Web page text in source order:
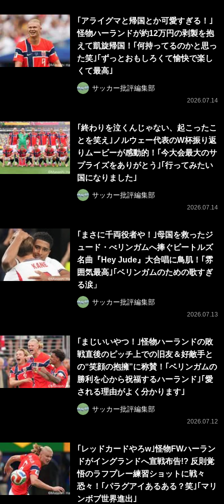
｢アライグマと帰国とか可愛すぎる！｣
怪物ハーランドが約12万円の剥製を抱
えて凱旋帰国！｢何持ってるのかと思っ
た笑｣｢ずっとおもしろくて愉快で楽し
くて最高｣
サッカー批評編集部
2026.07.14
｢終わりを泣くんじゃない、起こったこ
とを笑え｣ノルウェー代表のW杯振り返
りムービーが感動的！｢今大会最大のサ
プライズをありがとう｣｢行ってみたい
国になりました｣
サッカー批評編集部
2026.07.14
｢まさに千両役者や！｣母国を救ったジ
ュード・べリンガムへ捧ぐビートルズ
名曲『Hey Jude』大合唱に鳥肌！｢雰
囲気最高｣｢ベリンガムのための歌すぎ
る涙」
サッカー批評編集部
2026.07.13
｢まじいいやつ！｣怪物ハーランドの敗
戦直後のピッチ上での旧友＆好敵手と
の“笑顔の抱擁”に称賛！｢ベリンガムの
勝利を心から祝福するハーランド｣｢愛
される理由がよく分かります｣
サッカー批評編集部
2026.07.12
｢レッドカードやろw｣怪物FWハーラン
ドがイングランドへ宣戦布告!? 反則覚
悟のラフプレー練習ショットに戦々
恐々！｢パラグアイあるある？笑｣｢マリ
ンボブ世界進出｣